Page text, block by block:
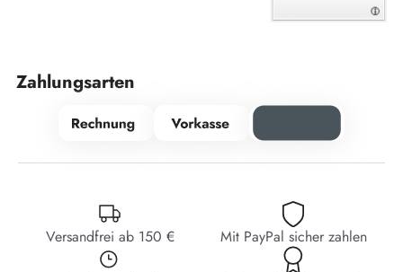
Zahlungsarten
Versandfrei ab 150 € Mit PayPal sicher zahlen